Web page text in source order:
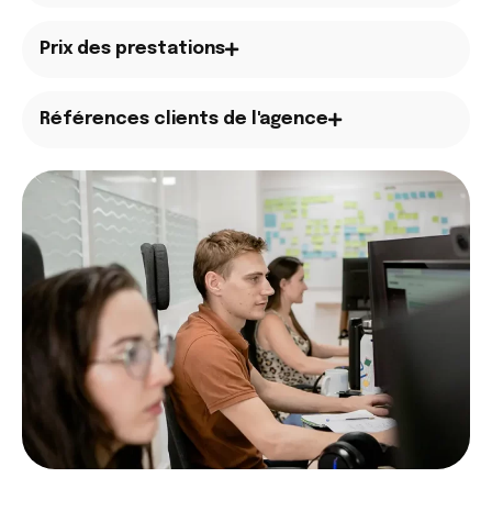
Prix des prestations
Références clients de l'agence